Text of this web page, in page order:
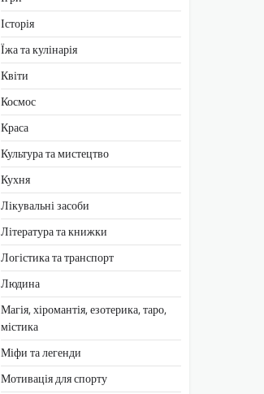
Історія
Їжа та кулінарія
Квіти
Космос
Краса
Культура та мистецтво
Кухня
Лікувальні засоби
Література та книжки
Логістика та транспорт
Людина
Магія, хіромантія, езотерика, таро,
містика
Міфи та легенди
Мотивація для спорту